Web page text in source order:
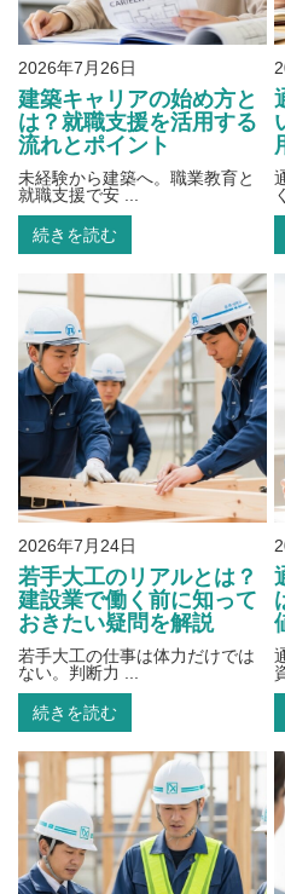
2026年7月26日
建築キャリアの始め方と
は？就職支援を活用する
流れとポイント
未経験から建築へ。職業教育と
就職支援で安 ...
続きを読む
2026年7月24日
若手大工のリアルとは？
建設業で働く前に知って
おきたい疑問を解説
若手大工の仕事は体力だけでは
ない。判断力 ...
続きを読む